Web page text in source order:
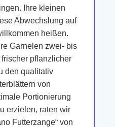
Ihre kleinen
Abwechslung auf
heißen.
Garnelen zwei- bis
pflanzlicher
den qualitativ
von
Portionierung
erzielen, raten wir
Futterzange“ von